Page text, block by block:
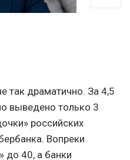
так драматично. За 4,5
выведено только 3
российских
Вопреки
до 40, а банки